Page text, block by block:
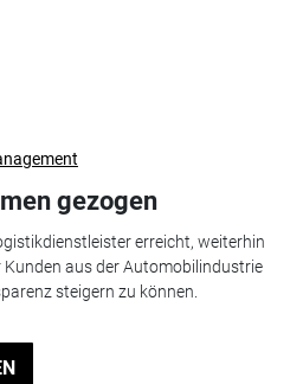
gezogen
erreicht, weiterhin
aus der Automobilindustrie
steigern zu können.